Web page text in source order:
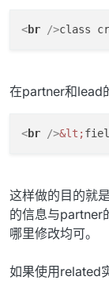
<br />class
在partner和lead
<br />&lt;
这样做的目的就
的信息与partner
哪里修改均可。
如果使用related